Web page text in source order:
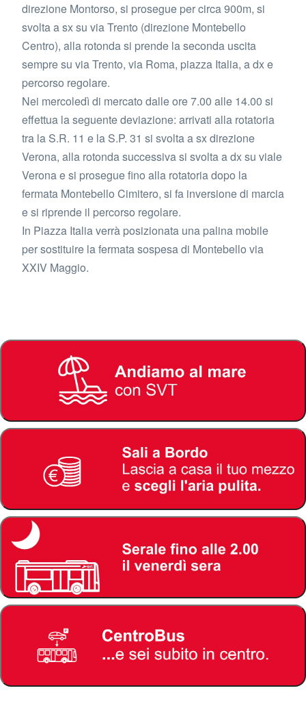
direzione Montorso, si prosegue per circa 900m, si
svolta a sx su via Trento (direzione Montebello
Centro), alla rotonda si prende la seconda uscita
sempre su via Trento, via Roma, piazza Italia, a dx e
percorso regolare.
Nei mercoledì di mercato dalle ore 7.00 alle 14.00 si
effettua la seguente deviazione: arrivati alla rotatoria
tra la S.R. 11 e la S.P. 31 si svolta a sx direzione
Verona, alla rotonda successiva si svolta a dx su viale
Verona e si prosegue fino alla rotatoria dopo la
fermata Montebello Cimitero, si fa inversione di marcia
e si riprende il percorso regolare.
In Piazza Italia verrà posizionata una palina mobile
per sostituire la fermata sospesa di Montebello via
XXIV Maggio.